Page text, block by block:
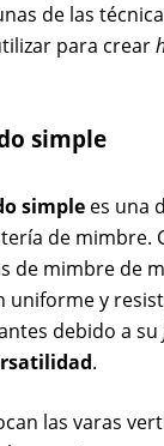
de las
para crear
simple
simple es una
de mimbre.
de mimbre de
y
debido a su
.
las varas